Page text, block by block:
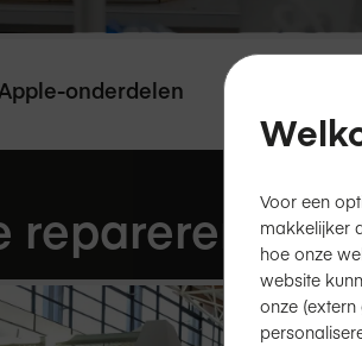
onderdelen
repareren in
Voor een
makkelijker
hoe onze
website
onze